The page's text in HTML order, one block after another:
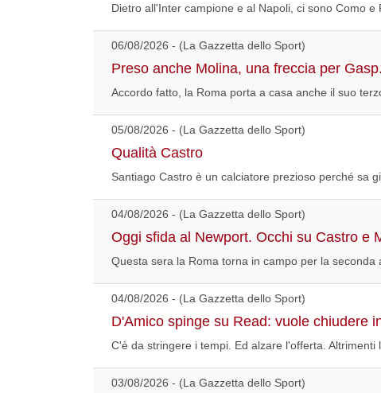
Dietro all'Inter campione e al Napoli, ci sono Como
06/08/2026 - (La Gazzetta dello Sport)
Preso anche Molina, una freccia per
Accordo fatto, la Roma porta a casa anche il suo
05/08/2026 - (La Gazzetta dello Sport)
Qualità Castro
Santiago Castro è un calciatore prezioso perché sa
04/08/2026 - (La Gazzetta dello Sport)
Oggi sfida al Newport. Occhi su Castro e
Questa sera la Roma torna in campo per la
04/08/2026 - (La Gazzetta dello Sport)
D'Amico spinge su Read: vuole chiudere
C'è da stringere i tempi. Ed alzare l'offerta.
03/08/2026 - (La Gazzetta dello Sport)